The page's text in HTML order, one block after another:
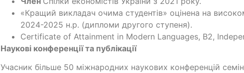
«Кращий викладач очима студентів» оцінена на
2024-2025 н.р. (дипломи другого ступеня).
Certificate of Attainment in Modern Languages, B2,
Наукові конференції та публікації
Учасник більше 50 міжнародних наукових конференцій